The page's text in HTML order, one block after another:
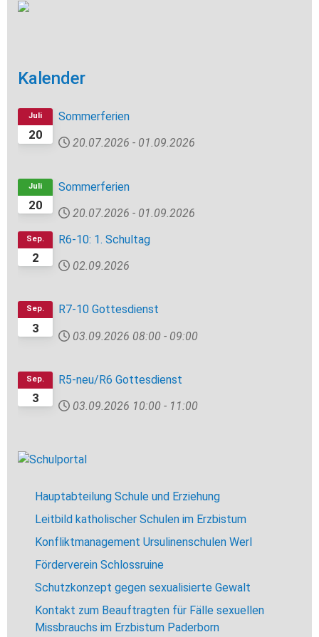
Kalender
20
Juli
Sommerferien
20.07.2026 - 01.09.2026
20
Juli
Sommerferien
20.07.2026 - 01.09.2026
2
Sep.
R6-10: 1. Schultag
02.09.2026
3
Sep.
R7-10 Gottesdienst
03.09.2026 08:00 - 09:00
3
Sep.
R5-neu/R6 Gottesdienst
03.09.2026 10:00 - 11:00
Hauptabteilung Schule und Erziehung
Leitbild katholischer Schulen im Erzbistum
Konfliktmanagement Ursulinenschulen Werl
Förderverein Schlossruine
Schutzkonzept gegen sexualisierte Gewalt
Kontakt zum Beauftragten für Fälle sexuellen
Missbrauchs im Erzbistum Paderborn